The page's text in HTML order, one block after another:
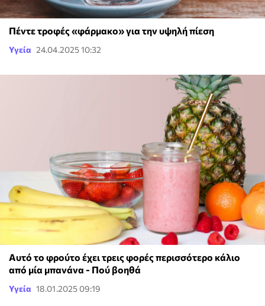
Πέντε τροφές «φάρμακο» για την υψηλή πίεση
Υγεία 24.04.2025 10:32
Αυτό το φρούτο έχει τρεις φορές περισσότερο κάλιο
από μία μπανάνα - Πού βοηθά
Υγεία 18.01.2025 09:19